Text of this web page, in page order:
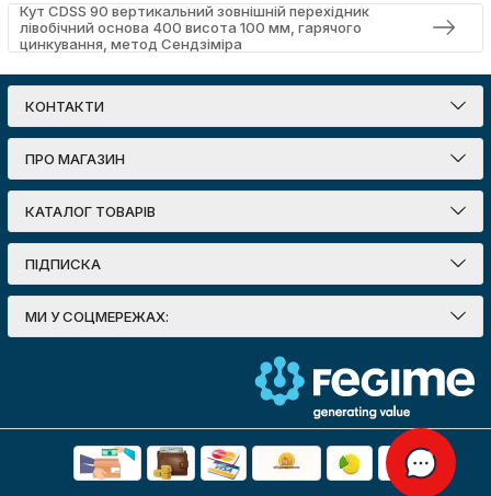
Кут CDSS 90 вертикальний зовнішній перехідник
лівобічний основа 400 висота 100 мм, гарячого
цинкування, метод Сендзіміра
КОНТАКТИ
ПРО МАГАЗИН
КАТАЛОГ ТОВАРІВ
ПІДПИСКА
МИ У СОЦМЕРЕЖАХ: